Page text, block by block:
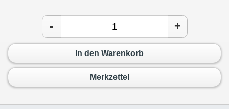
- +
In den Warenkorb
Merkzettel